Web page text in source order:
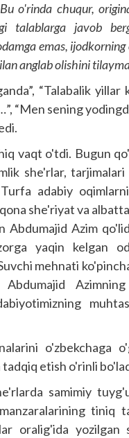
o'rinda chuqur,
talablarga javob
emas,
anglab olishini
“Talabalik
“Men sening
vaqt o'tdi. Bugun
she'rlar,
adabiy
she'riyat va
Abdumajid Azim
yaqin kelgan
mehnati
Abdumajid
o'zbekchaga
etish o'rinli
samimiy
tiniq
oralig'ida